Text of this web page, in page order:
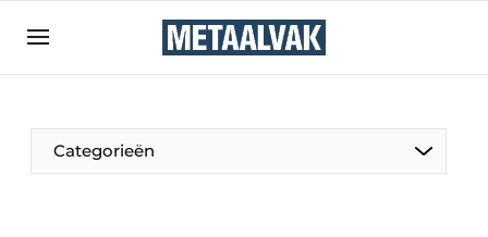
Bedrijven
Contact
Categorieën